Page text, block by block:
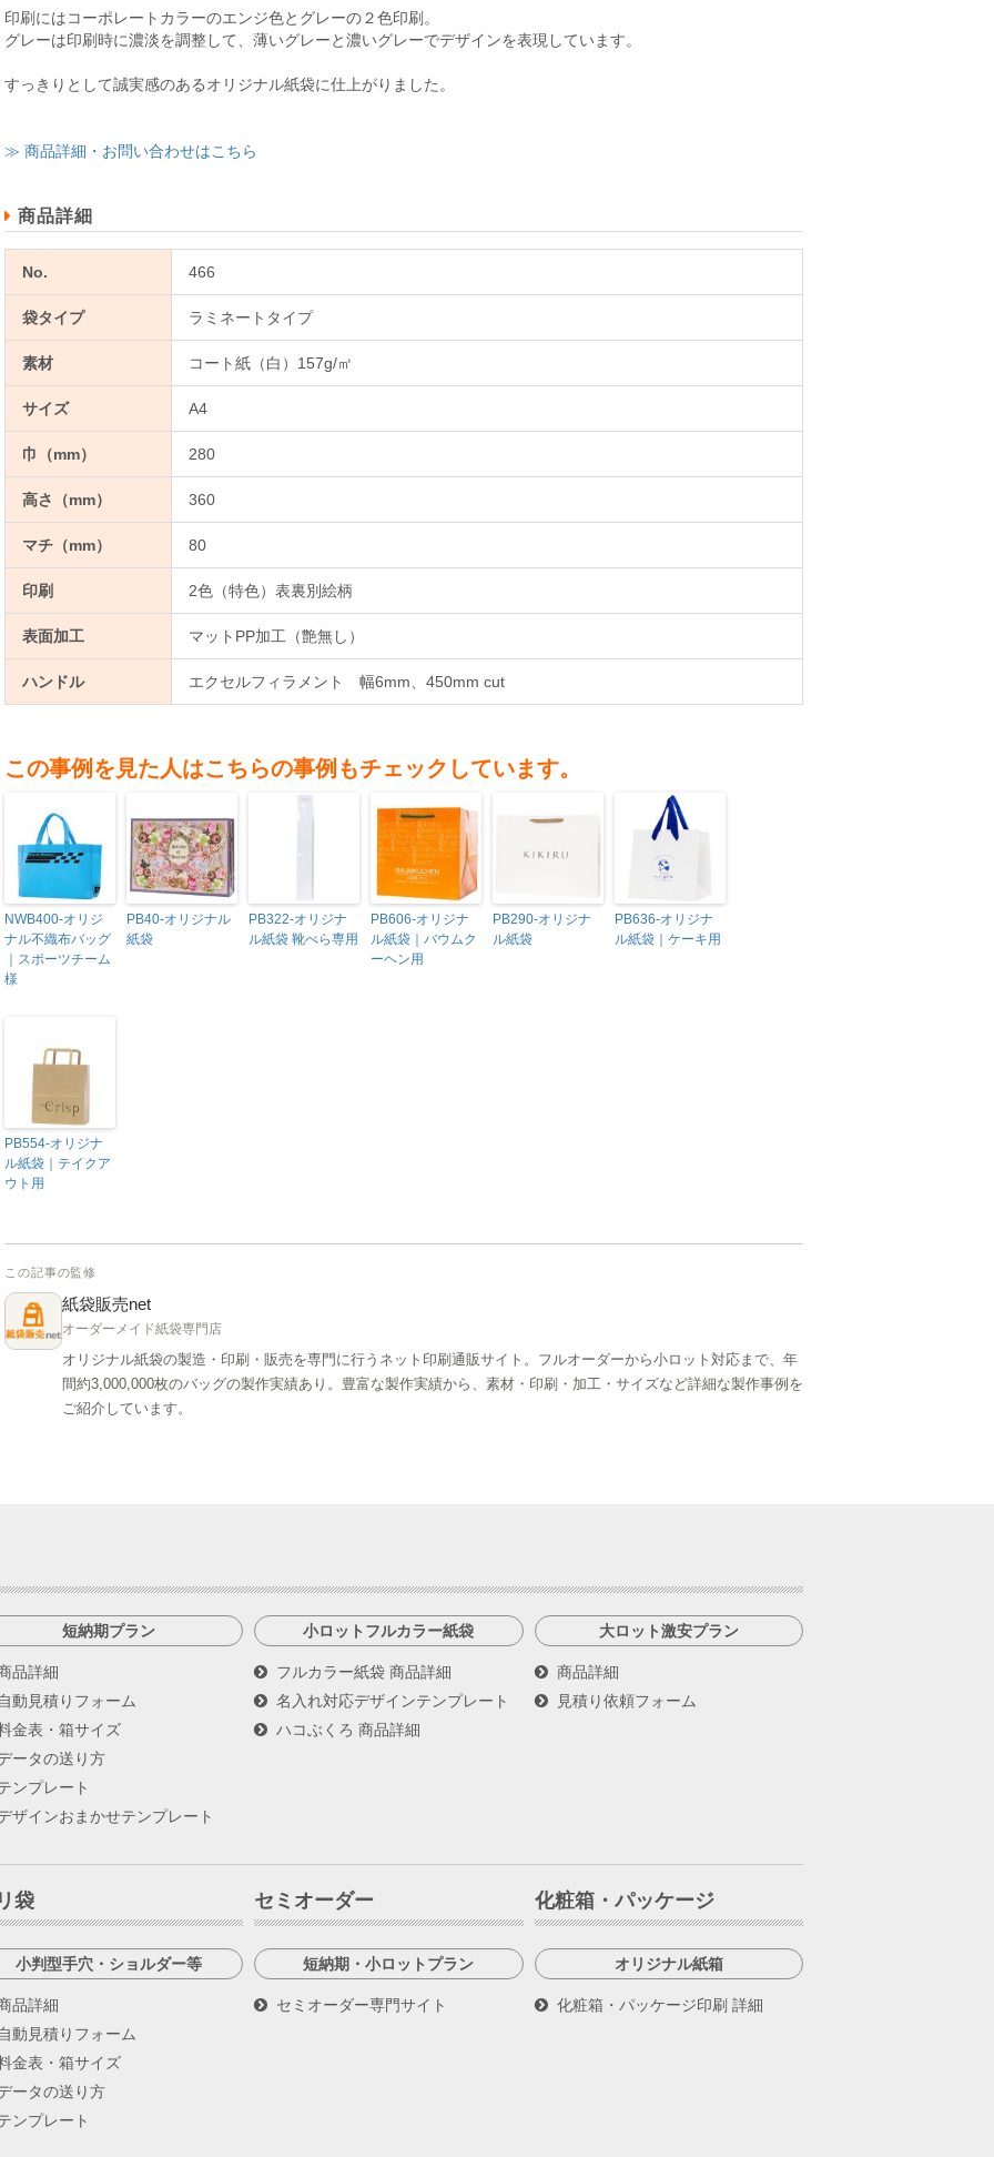
印刷にはコーポレートカラーのエンジ色とグレーの２色印刷。
グレーは印刷時に濃淡を調整して、薄いグレーと濃いグレーでデザインを表現しています。
すっきりとして誠実感のあるオリジナル紙袋に仕上がりました。
≫ 商品詳細・お問い合わせはこちら
商品詳細
No. 466
袋タイプ ラミネートタイプ
素材 コート紙（白）157g/㎡
サイズ A4
巾（mm） 280
高さ（mm） 360
マチ（mm） 80
印刷 2色（特色）表裏別絵柄
表面加工 マットPP加工（艶無し）
ハンドル エクセルフィラメント 幅6mm、450mm cut
この事例を見た人はこちらの事例もチェックしています。
NWB400-オリジ
ナル不織布バッグ
｜スポーツチーム
様
PB40-オリジナル
紙袋
PB322-オリジナ
ル紙袋 靴べら専用
PB606-オリジナ
ル紙袋｜バウムク
ーヘン用
PB290-オリジナ
ル紙袋
PB636-オリジナ
ル紙袋｜ケーキ用
PB554-オリジナ
ル紙袋｜テイクア
ウト用
この記事の監修
紙袋販売net
オーダーメイド紙袋専門店
オリジナル紙袋の製造・印刷・販売を専門に行うネット印刷通販サイト。フルオーダーから小ロット対応まで、年
間約3,000,000枚のバッグの製作実績あり。豊富な製作実績から、素材・印刷・加工・サイズなど詳細な製作事例を
ご紹介しています。
短納期プラン
品詳細
動見積りフォーム
金表・箱サイズ
ータの送り方
ンプレート
ザインおまかせテンプレート
小ロットフルカラー紙袋
フルカラー紙袋 商品詳細
名入れ対応デザインテンプレート
ハコぶくろ 商品詳細
大ロット激安プラン
商品詳細
見積り依頼フォーム
袋
小判型手穴・ショルダー等
品詳細
動見積りフォーム
金表・箱サイズ
ータの送り方
ンプレート
セミオーダー
短納期・小ロットプラン
セミオーダー専門サイト
化粧箱・パッケージ
オリジナル紙箱
化粧箱・パッケージ印刷 詳細